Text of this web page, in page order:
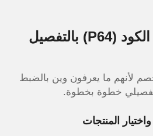
خطوات استخدام الكود (P64) بالتفصيل
لأنهم ما يعرفون وين بالضبط
خطوة بخطوة.
المنتجات